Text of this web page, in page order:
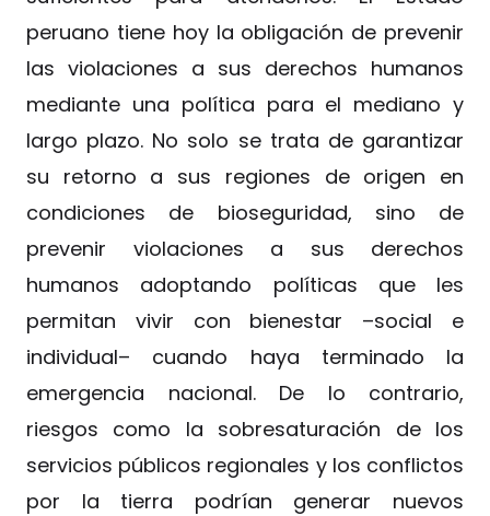
peruano tiene hoy la obligación de prevenir
las violaciones a sus derechos humanos
mediante una política para el mediano y
largo plazo. No solo se trata de garantizar
su retorno a sus regiones de origen en
condiciones de bioseguridad, sino de
prevenir violaciones a sus derechos
humanos adoptando políticas que les
permitan vivir con bienestar –social e
individual– cuando haya terminado la
emergencia nacional. De lo contrario,
riesgos como la sobresaturación de los
servicios públicos regionales y los conflictos
por la tierra podrían generar nuevos